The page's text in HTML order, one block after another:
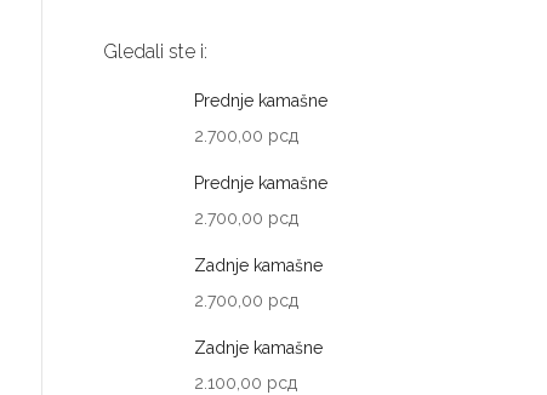
Gledali ste i:
Prednje kamašne
2.700,00 рсд
Prednje kamašne
2.700,00 рсд
Zadnje kamašne
2.700,00 рсд
Zadnje kamašne
2.100,00 рсд